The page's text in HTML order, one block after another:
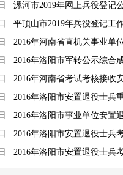
漯河市2019年网上兵役登记
平顶山市2019年兵役登记工
2016年洛阳市军转公示综合
2016年洛阳市安置退役士兵
2016年洛阳市安置退役士兵